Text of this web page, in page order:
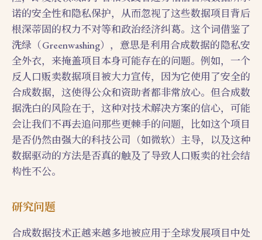
诺的安全性和隐私保护，从而忽视了这些数据项目背后
根深蒂固的权力不对等和政治经济纠葛。这个词借鉴了
洗绿（Greenwashing），意思是利用合成数据的隐私安
全外衣，来掩盖项目本身可能存在的问题。例如，一个
反人口贩卖数据项目被大力宣传，因为它使用了安全的
合成数据，这使得公众和资助者都非常放心。但合成数
据洗白的风险在于，这种对技术解决方案的信心，可能
会让我们不再去追问那些更棘手的问题，比如这个项目
是否仍然由强大的科技公司（如微软）主导，以及这种
数据驱动的方法是否真的触及了导致人口贩卖的社会结
构性不公。
研究问题
合成数据技术正越来越多地被应用于全球发展项目中处